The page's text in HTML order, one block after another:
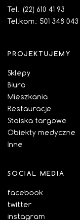
Tel.: (22) 610 41 93
Tel.kom.: 501 348 043
PROJEKTUJEMY
Sklepy
Biura
Mieszkania
Restauracje
Stoiska targowe
Obiekty medyczne
Inne
SOCIAL MEDIA
facebook
twitter
instagram